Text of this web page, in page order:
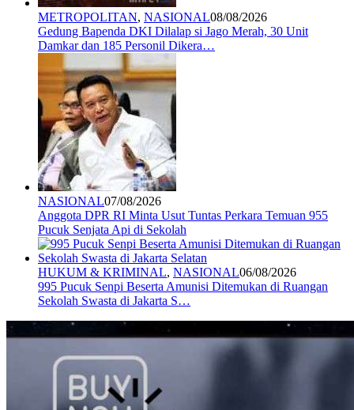
METROPOLITAN, NASIONAL08/08/2026
Gedung Bapenda DKI Dilalap si Jago Merah, 30 Unit
Damkar dan 185 Personil Dikera…
NASIONAL07/08/2026
Anggota DPR RI Minta Usut Tuntas Perkara Temuan 955
Pucuk Senjata Api di Sekolah
HUKUM & KRIMINAL, NASIONAL06/08/2026
995 Pucuk Senpi Beserta Amunisi Ditemukan di Ruangan
Sekolah Swasta di Jakarta S…